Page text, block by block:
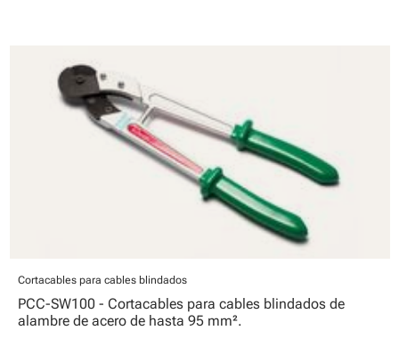
Cortacables para cables blindados
PCC-SW100 - Cortacables para cables blindados de
alambre de acero de hasta 95 mm².